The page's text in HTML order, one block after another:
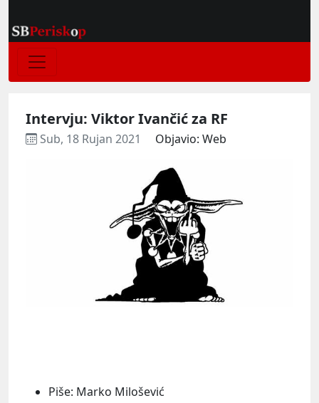
Intervju: Viktor Ivančić za RF
Sub, 18 Rujan 2021 Objavio: Web
Piše: Marko Milošević